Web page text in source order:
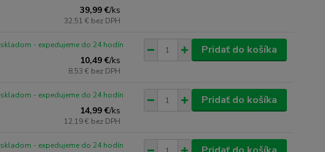
39,99 €/ks
32,51 € bez DPH
10,49 €/ks
8,53 € bez DPH
skladom - expedujeme do 24 hodín Pridať do košíka
14,99 €/ks
12,19 € bez DPH
skladom - expedujeme do 24 hodín Pridať do košíka
skladom - expedujeme do 24 hodín